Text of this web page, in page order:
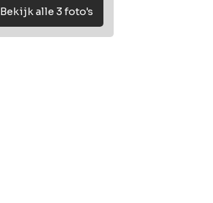
Bekijk alle 3 foto's